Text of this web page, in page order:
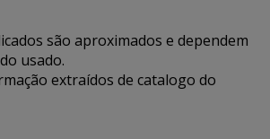
são aproximados e dependem
usado.
extraídos de catalogo do